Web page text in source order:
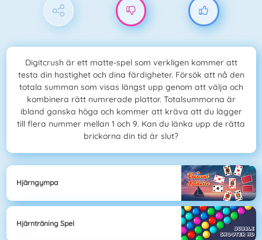
Digitcrush är ett matte-spel som verkligen kommer att
testa din hastighet och dina färdigheter. Försök att nå den
totala summan som visas längst upp genom att välja och
kombinera rätt numrerade plattor. Totalsummorna är
ibland ganska höga och kommer att kräva att du lägger
till flera nummer mellan 1 och 9. Kan du länka upp de rätta
brickorna din tid är slut?
Hjärngympa
Hjärnträning Spel